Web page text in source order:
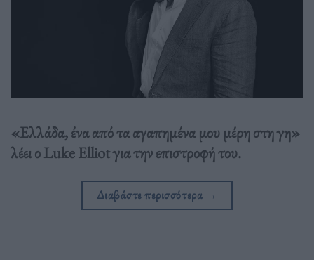
«Ελλάδα, ένα από τα αγαπημένα μου μέρη στη γη»
λέει ο Luke Elliot για την επιστροφή του.
Διαβάστε περισσότερα →